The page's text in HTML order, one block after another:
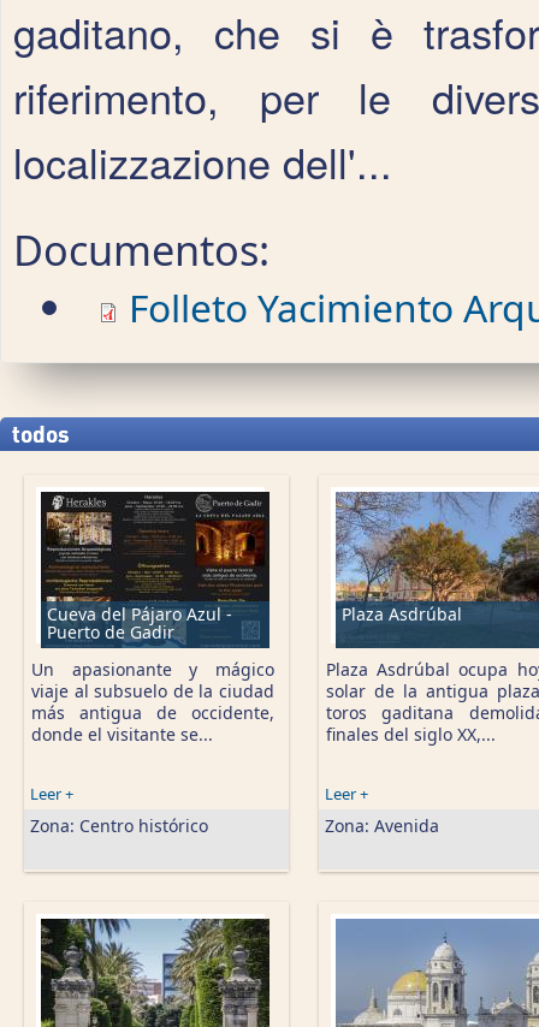
gaditano, che si è
riferimento, per le
localizzazione dell'...
Documentos:
Folleto Yacimiento
todos
Cueva del Pájaro Azul -
Puerto de Gadir
Un apasionante y mágico
viaje al subsuelo de la ciudad
más antigua de occidente,
donde el visitante se...
Leer +
Zona: Centro histórico
Plaza Asdrúbal
Plaza Asdrúbal ocupa
solar de la antigua
toros gaditana
finales del siglo XX,...
Leer +
Zona: Avenida
Pages